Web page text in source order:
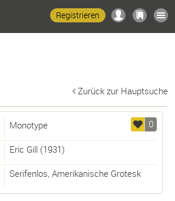
Registrieren
Zurück zur Hauptsuche
0
Monotype
Eric Gill(1931)
Serifenlos, Amerikanische Grotesk